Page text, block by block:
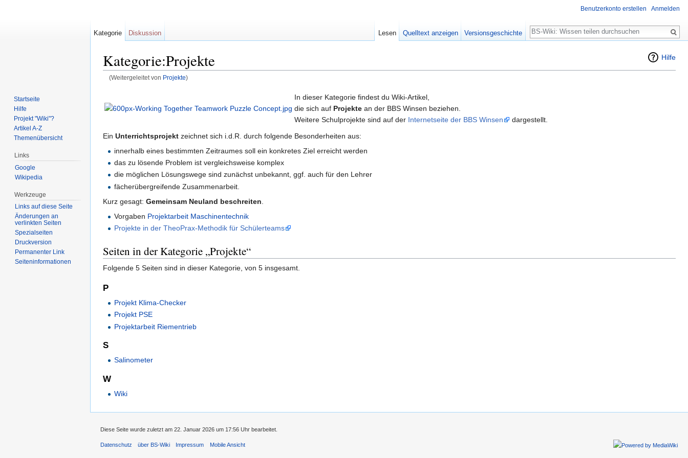
Hilfe
Kategorie:Projekte
(Weitergeleitet von Projekte)
In dieser Kategorie findest du Wiki-Artikel,
die sich auf Projekte an der BBS Winsen beziehen.
Weitere Schulprojekte sind auf der Internetseite der BBS Winsen
dargestellt.
Ein Unterrichtsprojekt zeichnet sich i.d.R. durch folgende Besonderheiten aus:
innerhalb eines bestimmten Zeitraumes soll ein konkretes Ziel erreicht werden
das zu lösende Problem ist vergleichsweise komplex
die möglichen Lösungswege sind zunächst unbekannt, ggf. auch für den Lehrer
fächerübergreifende Zusammenarbeit.
Kurz gesagt: Gemeinsam Neuland beschreiten
Vorgaben Projektarbeit Maschinentechnik
Projekte in der TheoPrax-Methodik für Schülerteams
Seiten in der Kategorie „Projekte“
Folgende 5 Seiten sind in dieser Kategorie, von 5 insgesamt.
P
Projekt Klima-Checker
Projekt PSE
Projektarbeit Riementrieb
S
Salinometer
W
Wiki
Benutzerkonto erstellen Anmelden
Kategorie Diskussion Lesen Quelltext anzeigen Versionsgeschichte
Suche
Startseite
Hilfe
Projekt "Wiki"?
Artikel A-Z
Themenübersicht
Links
Google
Wikipedia
Werkzeuge
Links auf diese Seite
Änderungen an
verlinkten Seiten
Spezialseiten
Druckversion
Permanenter Link
Seiten­informationen
Diese Seite wurde zuletzt am 22. Januar 2026 um 17:56 Uhr bearbeitet.
Datenschutz über BS-Wiki Impressum Mobile Ansicht